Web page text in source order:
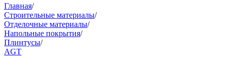
Главная/
Строительные материалы/
Отделочные материалы/
Напольные покрытия/
Плинтусы/
AGT